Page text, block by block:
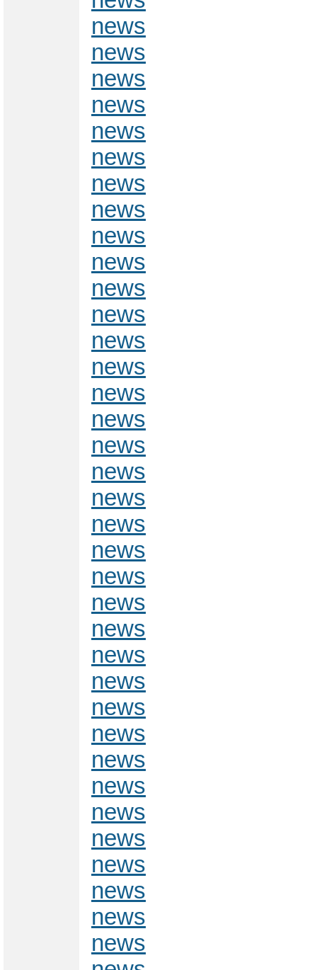
news
news
news
news
news
news
news
news
news
news
news
news
news
news
news
news
news
news
news
news
news
news
news
news
news
news
news
news
news
news
news
news
news
news
news
news